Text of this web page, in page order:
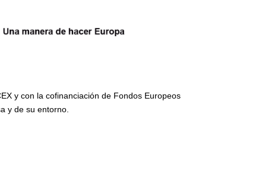
y con la cofinanciación de Fondos Europeos
y de su entorno.